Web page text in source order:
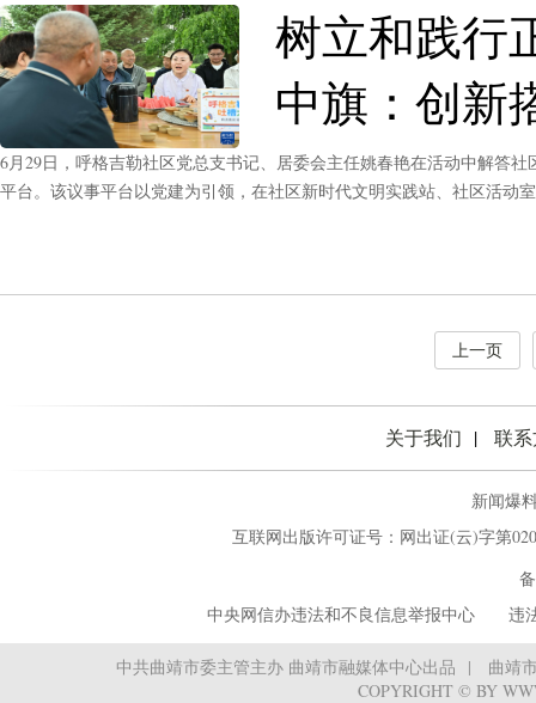
树立和践行
中旗：创新
6月29日，呼格吉勒社区党总支书记、居委会主任姚春艳在活动中解答
平台。该议事平台以党建为引领，在社区新时代文明实践站、社区活动
上一页
关于我们 联
新闻爆
互联网出版许可证号：网出证(云)字第
中央网信办违法和不良信息举报中心 违法
中共曲靖市委主管主办 曲靖市融媒体中心出品
曲靖
COPYRIGHT © BY